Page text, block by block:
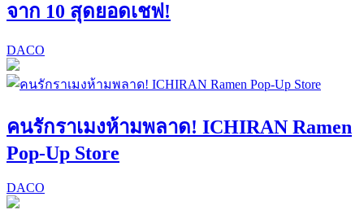
จาก 10 สุดยอดเชฟ!
DACO
คนรักราเมงห้ามพลาด! ICHIRAN Ramen
Pop-Up Store
DACO